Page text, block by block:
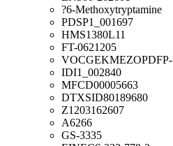
?6-Methoxytryptamine
PDSP1_001697
HMS1380L11
FT-0621205
IDI1_002840
MFCD00005663
DTXSID80189680
Z1203162607
A6266
GS-3335